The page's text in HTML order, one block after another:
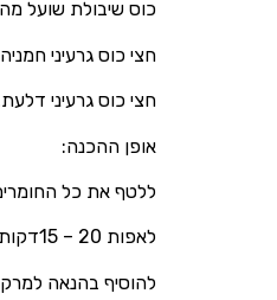
כוס שיבולת שועל
חצי כוס גרעיני
חצי כוס גרעיני
אופן ההכנה:
ללטף את כל
לאפות 20 – 15דקות על 180 מעלות. לעקוב שלא ישרף. אלא אדמוני.
להוסיף בהנאה